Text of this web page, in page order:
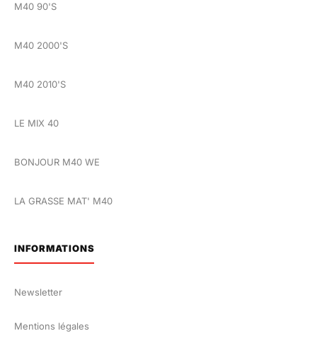
M40 90'S
M40 2000'S
M40 2010'S
LE MIX 40
BONJOUR M40 WE
LA GRASSE MAT' M40
INFORMATIONS
Newsletter
Mentions légales